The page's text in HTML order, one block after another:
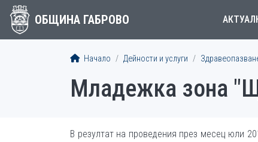
ОБЩИНА ГАБРОВО
Начало Дейности и услуги
Младежка зона
В резултат на проведения през месец юли